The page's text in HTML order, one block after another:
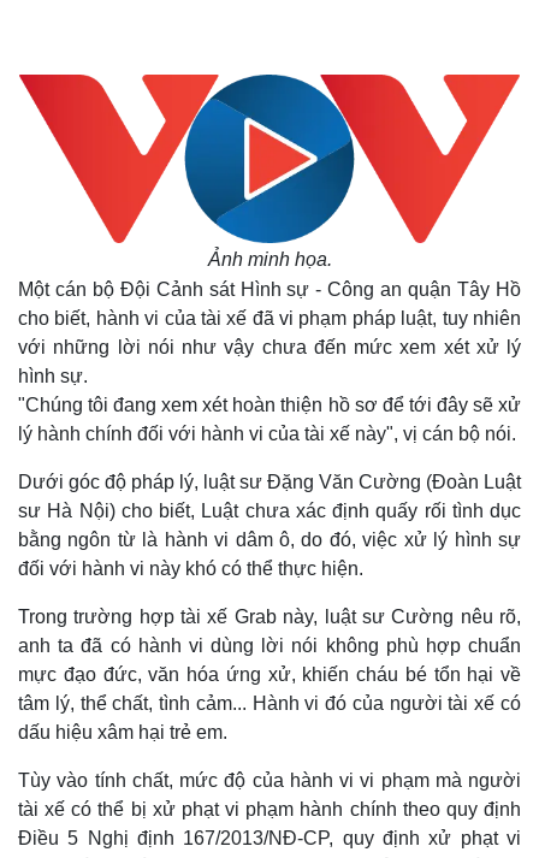
Thế giới
Quan sát
Cuộc sống đó đây
Hồ sơ
Multimedia
Ảnh
E-Magazine
Infographic
Ảnh minh họa.
Một cán bộ Đội Cảnh sát Hình sự - Công an quận Tây Hồ
cho biết, hành vi của tài xế đã vi phạm pháp luật, tuy nhiên
với những lời nói như vậy chưa đến mức xem xét xử lý
hình sự.
"Chúng tôi đang xem xét hoàn thiện hồ sơ để tới đây sẽ xử
lý hành chính đối với hành vi của tài xế này", vị cán bộ nói.
Dưới góc độ pháp lý, luật sư Đặng Văn Cường (Đoàn Luật
sư Hà Nội) cho biết, Luật chưa xác định quấy rối tình dục
bằng ngôn từ là hành vi dâm ô, do đó, việc xử lý hình sự
đối với hành vi này khó có thể thực hiện.
Trong trường hợp tài xế Grab này, luật sư Cường nêu rõ,
anh ta đã có hành vi dùng lời nói không phù hợp chuẩn
mực đạo đức, văn hóa ứng xử, khiến cháu bé tổn hại về
tâm lý, thể chất, tình cảm... Hành vi đó của người tài xế có
dấu hiệu xâm hại trẻ em.
Tùy vào tính chất, mức độ của hành vi vi phạm mà người
tài xế có thể bị xử phạt vi phạm hành chính theo quy định
Điều 5 Nghị định 167/2013/NĐ-CP, quy định xử phạt vi